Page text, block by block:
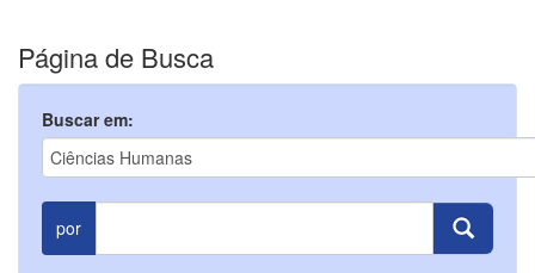
Página de Busca
Buscar em:
por